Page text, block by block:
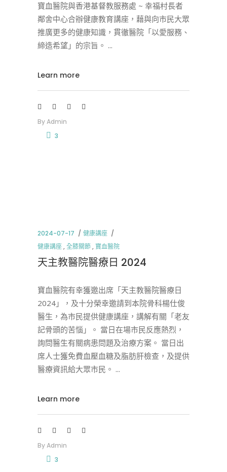
寶血醫院與香港基督教服務處 ~ 幸福村長者
鄰舍中心合辦健康教育講座，藉與向市民大眾
推廣更多的健康知識，貫徹醫院「以愛服務、
締造希望」的宗旨。
Learn more
ByAdmin
3
2024-07-17
健康講座
健康講座,全膝關節, 寶血醫院
天主教醫院醫療日 2024
寶血醫院有幸獲邀出席「天主教醫院醫療日
2024」，及十分榮幸邀請到本院骨科楊仕俊
醫生，為市民提供健康講座，講解有關「老友
記骨頭的苦惱」。 當日在場市民反應熱烈，
詢問醫生有關病患問題及治療方案。 當日出
席人士獲免費血壓血糖及脂肪肝檢查，及提供
醫療資訊給大眾市民。
Learn more
ByAdmin
3